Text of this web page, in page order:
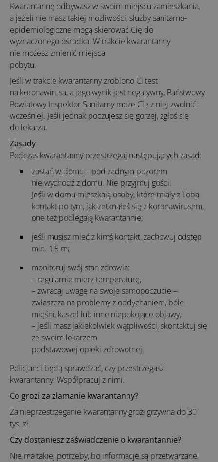
Kwarantannę odbywasz w swoim miejscu zamieszkania,
a jeżeli nie masz takiej możliwości, służby sanitarno-
epidemiologiczne mogą skierować Cię do
wyznaczonego ośrodka. W trakcie kwarantanny
nie możesz zmienić miejsca
pobytu.
Jeśli w trakcie kwarantanny zrobiono Ci test
na koronawirusa, a jego wynik jest negatywny, Państwowy
Powiatowy Inspektor Sanitarny może Cię z niej zwolnić
wcześniej. Jeśli jednak poczujesz się gorzej, zgłoś się
do lekarza.
Zasady
Podczas kwarantanny przestrzegaj następujących zasad:
zostań w domu – pod żadnym pozorem
nie wychodź z domu. Nie przyjmuj gości.
Jeśli w domu mieszkają osoby, które miały z Tobą
kontakt po tym, jak zetknąłeś się z koronawirusem,
one też podlegają kwarantannie;
jeśli musisz mieć z kimś kontakt, zachowuj odstęp
min. 1,5 m;
monitoruj swój stan zdrowia:
– regularnie mierz temperaturę,
– zwracaj uwagę na swoje samopoczucie –
zwłaszcza na problemy z oddychaniem, bóle
mięśni, kaszel lub inne niepokojące objawy,
– jeśli masz jakiekolwiek wątpliwości, skontaktuj się
ze swoim lekarzem
podstawowej opieki zdrowotnej.
Policjanci będą sprawdzać, czy przestrzegasz
kwarantanny. Współpracuj z nimi.
Co grozi za złamanie kwarantanny?
Za nieprzestrzeganie kwarantanny grozi grzywna do 30
tys. zł.
Czy dostaniesz zaświadczenie o kwarantannie?
Nie ma takiej potrzeby, bo informacje są przetwarzane